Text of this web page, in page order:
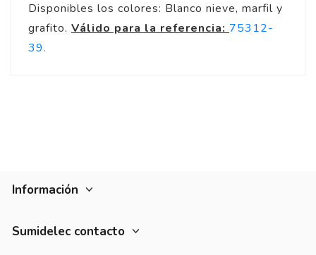
Disponibles los colores: Blanco nieve, marfil y
grafito. Válido para la referencia: 75312-
39.
Información
Sumidelec contacto